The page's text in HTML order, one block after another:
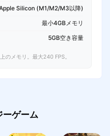
Silicon (M1/M2/M3以降)
最小4GBメモリ
5GB空き容量
のメモリ。最大240 FPS。
ーゲーム